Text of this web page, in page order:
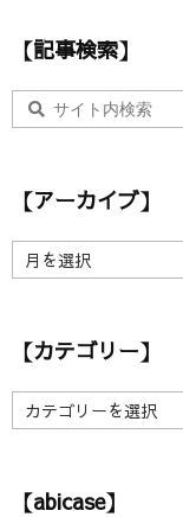
【記事検索】
【アーカイブ】
ア
イ【カテゴリー】
【
カ
リ【abicase】